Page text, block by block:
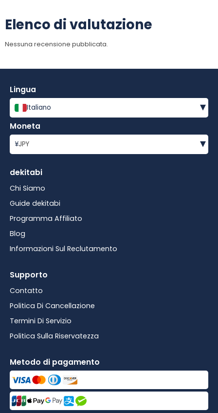
Elenco di valutazione
Nessuna recensione pubblicata.
Lingua
Italiano ▾
Moneta
¥JPY ▾
dekitabi
Chi Siamo
Guide dekitabi
Programma Affiliato
Blog
Informazioni Sul Reclutamento
Supporto
Contatto
Politica Di Cancellazione
Termini Di Servizio
Politica Sulla Riservatezza
Metodo di pagamento